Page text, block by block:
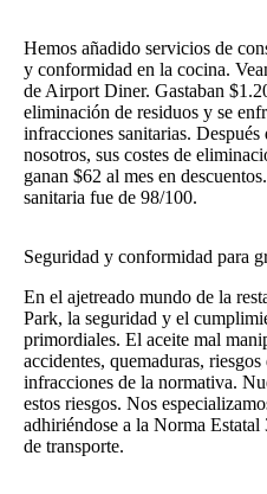
Hemos añadido servicios de
y conformidad en la cocina.
de Airport Diner. Gastaban
eliminación de residuos y se
infracciones sanitarias. Después
nosotros, sus costes de
ganan $62 al mes en
sanitaria fue de 98/100.
Seguridad y conformidad para
En el ajetreado mundo de la
Park, la seguridad y el
primordiales. El aceite mal
accidentes, quemaduras,
infracciones de la normativa.
estos riesgos. Nos
adhiriéndose a la Norma
de transporte.